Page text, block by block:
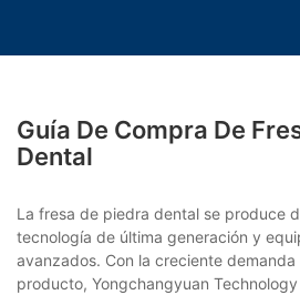
Guía De Compra De
Dental
La fresa de piedra dental se produce
tecnología de última generación y
avanzados. Con la creciente
producto, Yongchangyuan